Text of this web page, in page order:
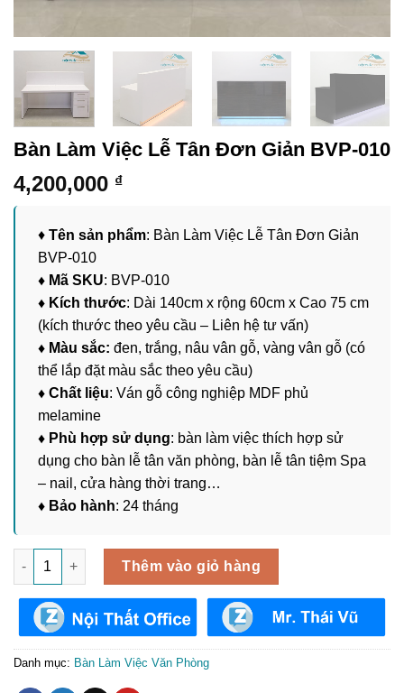
Bàn Làm Việc Lễ Tân Đơn Giản BVP-010
4,200,000 ₫
♦ Tên sản phẩm: Bàn Làm Việc Lễ Tân Đơn Giản
BVP-010
♦ Mã SKU: BVP-010
♦ Kích thước: Dài 140cm x rộng 60cm x Cao 75 cm
(kích thước theo yêu cầu – Liên hệ tư vấn)
♦ Màu sắc: đen, trắng, nâu vân gỗ, vàng vân gỗ (có
thể lắp đặt màu sắc theo yêu cầu)
♦ Chất liệu: Ván gỗ công nghiệp MDF phủ
melamine
♦ Phù hợp sử dụng: bàn làm việc thích hợp sử
dụng cho bàn lễ tân văn phòng, bàn lễ tân tiệm Spa
– nail, cửa hàng thời trang…
♦ Bảo hành: 24 tháng
Bàn Làm Việc Lễ Tân Đơn Giản BVP-010 số lượng
Thêm vào giỏ hàng
Danh mục: Bàn Làm Việc Văn Phòng